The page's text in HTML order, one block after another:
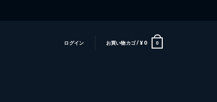
ログイン お買い物カゴ /¥0 0